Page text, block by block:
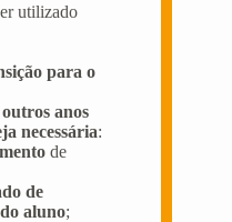
utilizado
para o
outros anos
necessária:
de
de
aluno;